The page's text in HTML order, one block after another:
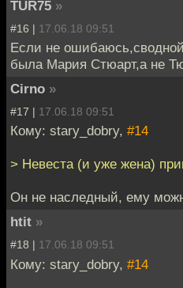
TUR75 »
#16 | 17.06.18 09:51
Если не
была Мария Стюарт,а не
Cirno »
#17 | 17.06.18 09:51
Кому: stary_dobry, #14
> Невеста (и уже жена)
Он не наследный, ему
htit »
#18 | 17.06.18 09:51
Кому: stary_dobry, #14